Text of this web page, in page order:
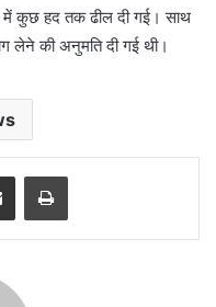
में कुछ हद तक ढील दी गई। साथ
लेने की अनुमति दी गई थी।
Share via Email Print